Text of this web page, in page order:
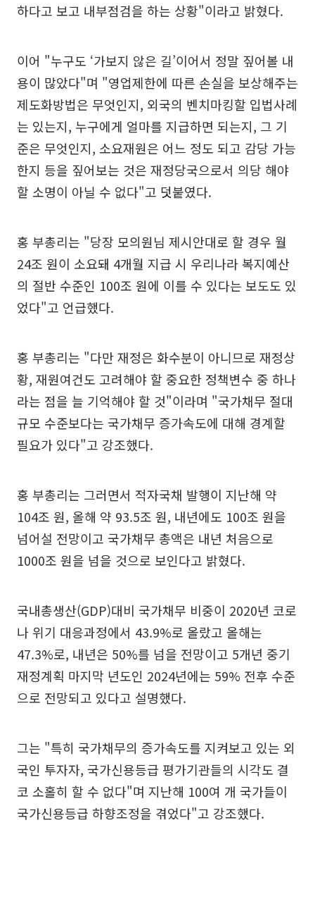
하다고 보고 내부점검을 하는 상황"이라고 밝혔다.
이어 "누구도 ‘가보지 않은 길’이어서 정말 짚어볼 내
용이 많았다"며 "영업제한에 따른 손실을 보상해주는
제도화방법은 무엇인지, 외국의 벤치마킹할 입법사례
는 있는지, 누구에게 얼마를 지급하면 되는지, 그 기
준은 무엇인지, 소요재원은 어느 정도 되고 감당 가능
한지 등을 짚어보는 것은 재정당국으로서 의당 해야
할 소명이 아닐 수 없다"고 덧붙였다.
홍 부총리는 "당장 모의원님 제시안대로 할 경우 월
24조 원이 소요돼 4개월 지급 시 우리나라 복지예산
의 절반 수준인 100조 원에 이를 수 있다는 보도도 있
었다"고 언급했다.
홍 부총리는 "다만 재정은 화수분이 아니므로 재정상
황, 재원여건도 고려해야 할 중요한 정책변수 중 하나
라는 점을 늘 기억해야 할 것"이라며 "국가채무 절대
규모 수준보다는 국가채무 증가속도에 대해 경계할
필요가 있다"고 강조했다.
홍 부총리는 그러면서 적자국채 발행이 지난해 약
104조 원, 올해 약 93.5조 원, 내년에도 100조 원을
넘어설 전망이고 국가채무 총액은 내년 처음으로
1000조 원을 넘을 것으로 보인다고 밝혔다.
국내총생산(GDP)대비 국가채무 비중이 2020년 코로
나 위기 대응과정에서 43.9%로 올랐고 올해는
47.3%로, 내년은 50%를 넘을 전망이고 5개년 중기
재정계획 마지막 년도인 2024년에는 59% 전후 수준
으로 전망되고 있다고 설명했다.
그는 "특히 국가채무의 증가속도를 지켜보고 있는 외
국인 투자자, 국가신용등급 평가기관들의 시각도 결
코 소홀히 할 수 없다"며 지난해 100여 개 국가들이
국가신용등급 하향조정을 겪었다"고 강조했다.